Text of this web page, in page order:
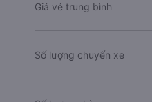
Giá vé trung bình
Số lượng chuyến xe